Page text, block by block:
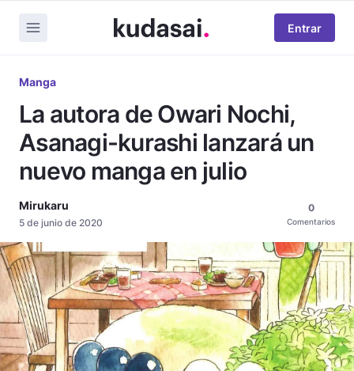
Entrar
Manga
La autora de Owari Nochi,
Asanagi-kurashi lanzará un
nuevo manga en julio
Mirukaru
5 de junio de 2020
0
Comentarios